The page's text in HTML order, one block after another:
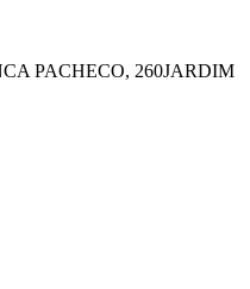
PACHECO, 260JARDIM